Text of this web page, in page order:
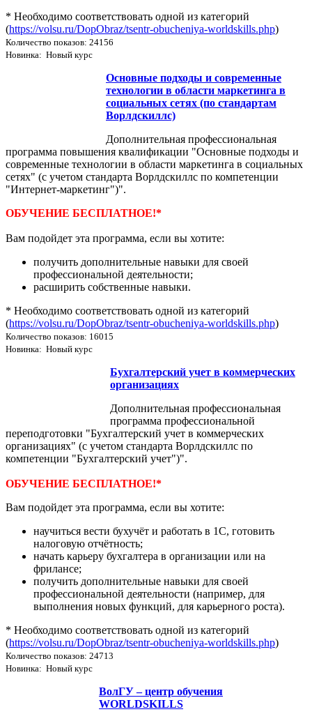
* Необходимо соответствовать одной из категорий
(https://volsu.ru/DopObraz/tsentr-obucheniya-worldskills.php)
Количество показов: 24156
Новинка: Новый курс
Основные подходы и современные
технологии в области маркетинга в
социальных сетях (по стандартам
Ворлдскиллс)
Дополнительная профессиональная
программа повышения квалификации "Основные подходы и
современные технологии в области маркетинга в социальных
сетях" (с учетом стандарта Ворлдскиллс по компетенции
"Интернет-маркетинг")".
ОБУЧЕНИЕ БЕСПЛАТНОЕ!*
Вам подойдет эта программа, если вы хотите:
получить дополнительные навыки для своей
профессиональной деятельности;
расширить собственные навыки.
* Необходимо соответствовать одной из категорий
(https://volsu.ru/DopObraz/tsentr-obucheniya-worldskills.php)
Количество показов: 16015
Новинка: Новый курс
Бухгалтерский учет в коммерческих
организациях
Дополнительная профессиональная
программа профессиональной
переподготовки "Бухгалтерский учет в коммерческих
организациях" (с учетом стандарта Ворлдскиллс по
компетенции "Бухгалтерский учет")".
ОБУЧЕНИЕ БЕСПЛАТНОЕ!*
Вам подойдет эта программа, если вы хотите:
научиться вести бухучёт и работать в 1С, готовить
налоговую отчётность;
начать карьеру бухгалтера в организации или на
фрилансе;
получить дополнительные навыки для своей
профессиональной деятельности (например, для
выполнения новых функций, для карьерного роста).
* Необходимо соответствовать одной из категорий
(https://volsu.ru/DopObraz/tsentr-obucheniya-worldskills.php)
Количество показов: 24713
Новинка: Новый курс
ВолГУ – центр обучения
WORLDSKILLS